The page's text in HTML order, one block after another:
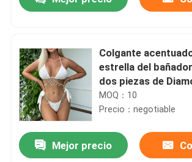
Colgante
estrella del
dos piezas de
Rhinestone
Bikini
MOQ：10
Precio：negotiable
Mejor precio